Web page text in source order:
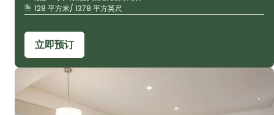
128 平方米/ 1378 平方英尺
立即预订